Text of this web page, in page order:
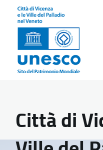
Città di